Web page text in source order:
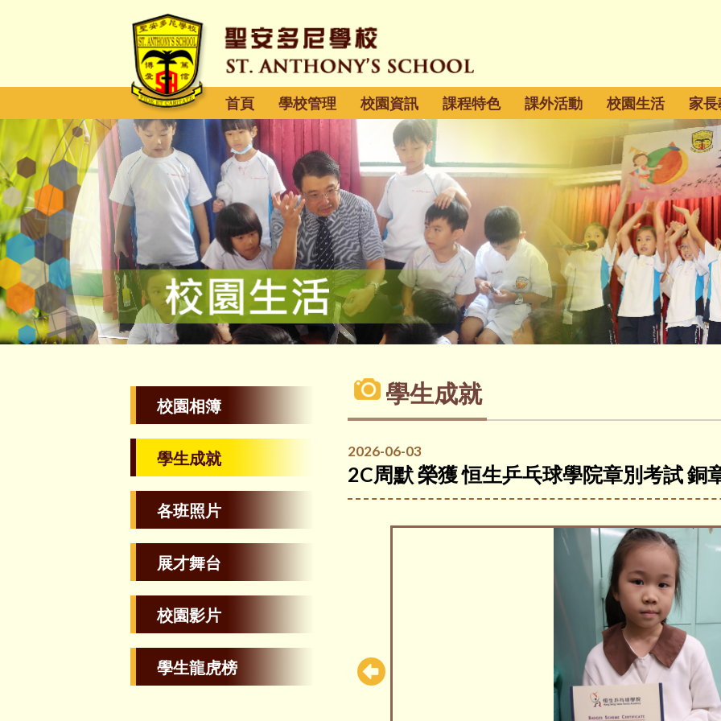
首頁 學校管理 校園資訊 課程特色 課外活動 校園生活 家
校園相簿
學生成就
各班照片
展才舞台
校園影片
學生龍虎榜
學生成就
2026-06-03
2C周默 榮獲 恒生乒乓球學院章別考試 銅